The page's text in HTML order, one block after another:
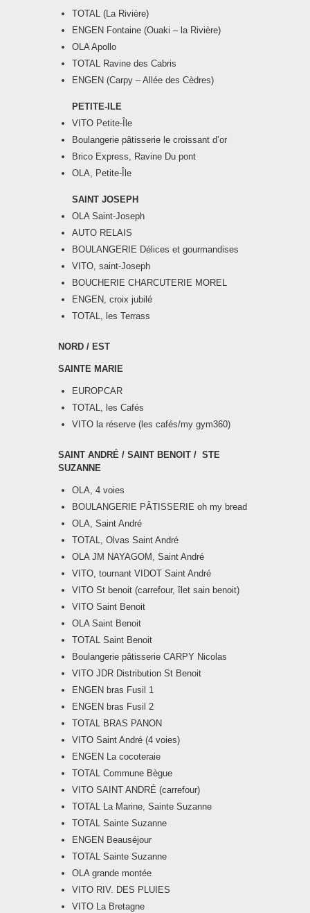
TOTAL (La Rivière)
ENGEN Fontaine (Ouaki – la Rivière)
OLA Apollo
TOTAL Ravine des Cabris
ENGEN (Carpy – Allée des Cèdres)
PETITE-ILE
VITO Petite-Île
Boulangerie pâtisserie le croissant d’or
Brico Express, Ravine Du pont
OLA, Petite-Île
SAINT JOSEPH
OLA Saint-Joseph
AUTO RELAIS
BOULANGERIE Délices et gourmandises
VITO, saint-Joseph
BOUCHERIE CHARCUTERIE MOREL
ENGEN, croix jubilé
TOTAL, les Terrass
NORD / EST
SAINTE MARIE
EUROPCAR
TOTAL, les Cafés
VITO la réserve (les cafés/my gym360)
SAINT ANDRÉ / SAINT BENOIT / STE
SUZANNE
OLA, 4 voies
BOULANGERIE PÂTISSERIE oh my bread
OLA, Saint André
TOTAL, Olvas Saint André
OLA JM NAYAGOM, Saint André
VITO, tournant VIDOT Saint André
VITO St benoit (carrefour, îlet sain benoit)
VITO Saint Benoit
OLA Saint Benoit
TOTAL Saint Benoit
Boulangerie pâtisserie CARPY Nicolas
VITO JDR Distribution St Benoit
ENGEN bras Fusil 1
ENGEN bras Fusil 2
TOTAL BRAS PANON
VITO Saint André (4 voies)
ENGEN La cocoteraie
TOTAL Commune Bègue
VITO SAINT ANDRÉ (carrefour)
TOTAL La Marine, Sainte Suzanne
TOTAL Sainte Suzanne
ENGEN Beauséjour
TOTAL Sainte Suzanne
OLA grande montée
VITO RIV. DES PLUIES
VITO La Bretagne